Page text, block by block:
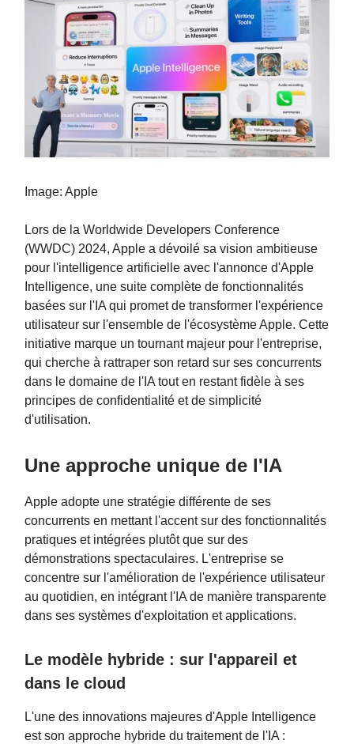
Image: Apple
Lors de la Worldwide Developers Conference
(WWDC) 2024, Apple a dévoilé sa vision ambitieuse
pour l'intelligence artificielle avec l'annonce d'Apple
Intelligence, une suite complète de fonctionnalités
basées sur l'IA qui promet de transformer l'expérience
utilisateur sur l'ensemble de l'écosystème Apple. Cette
initiative marque un tournant majeur pour l'entreprise,
qui cherche à rattraper son retard sur ses concurrents
dans le domaine de l'IA tout en restant fidèle à ses
principes de confidentialité et de simplicité
d'utilisation.
Une approche unique de l'IA
Apple adopte une stratégie différente de ses
concurrents en mettant l'accent sur des fonctionnalités
pratiques et intégrées plutôt que sur des
démonstrations spectaculaires. L'entreprise se
concentre sur l'amélioration de l'expérience utilisateur
au quotidien, en intégrant l'IA de manière transparente
dans ses systèmes d'exploitation et applications.
Le modèle hybride : sur l'appareil et
dans le cloud
L'une des innovations majeures d'Apple Intelligence
est son approche hybride du traitement de l'IA :